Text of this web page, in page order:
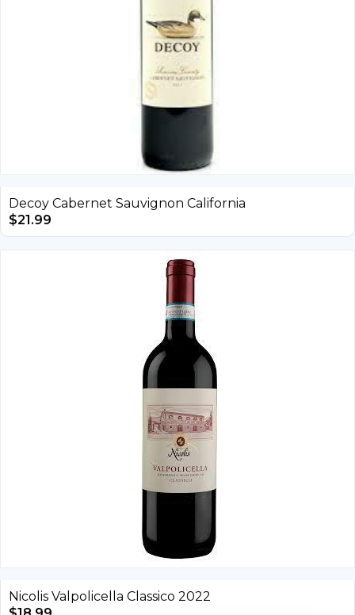
Decoy Cabernet Sauvignon California
$21.99
Nicolis Valpolicella Classico 2022